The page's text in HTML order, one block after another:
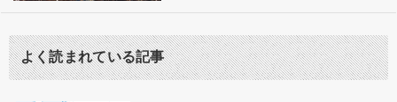
よく読まれている記事